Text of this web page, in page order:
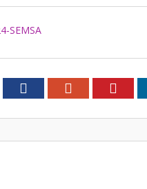
SEMSA
Facebook Google+